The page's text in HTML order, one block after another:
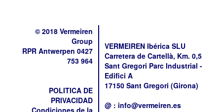
© 2018 Vermeiren
Group
RPR Antwerpen 0427
753 964
POLITICA DE
PRIVACIDAD
VERMEIREN Ibérica SLU
Carretera de Cartellà, Km. 0,5
Sant Gregori Parc Industrial -
Edifici A
17150 Sant Gregori (Girona)
@ : info@vermeiren.es